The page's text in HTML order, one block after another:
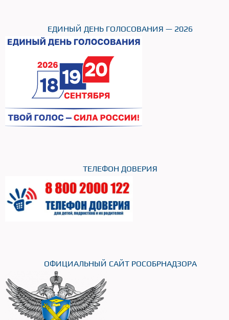
ЕДИНЫЙ ДЕНЬ ГОЛОСОВАНИЯ — 2026
ТЕЛЕФОН ДОВЕРИЯ
ОФИЦИАЛЬНЫЙ САЙТ РОСОБРНАДЗОРА